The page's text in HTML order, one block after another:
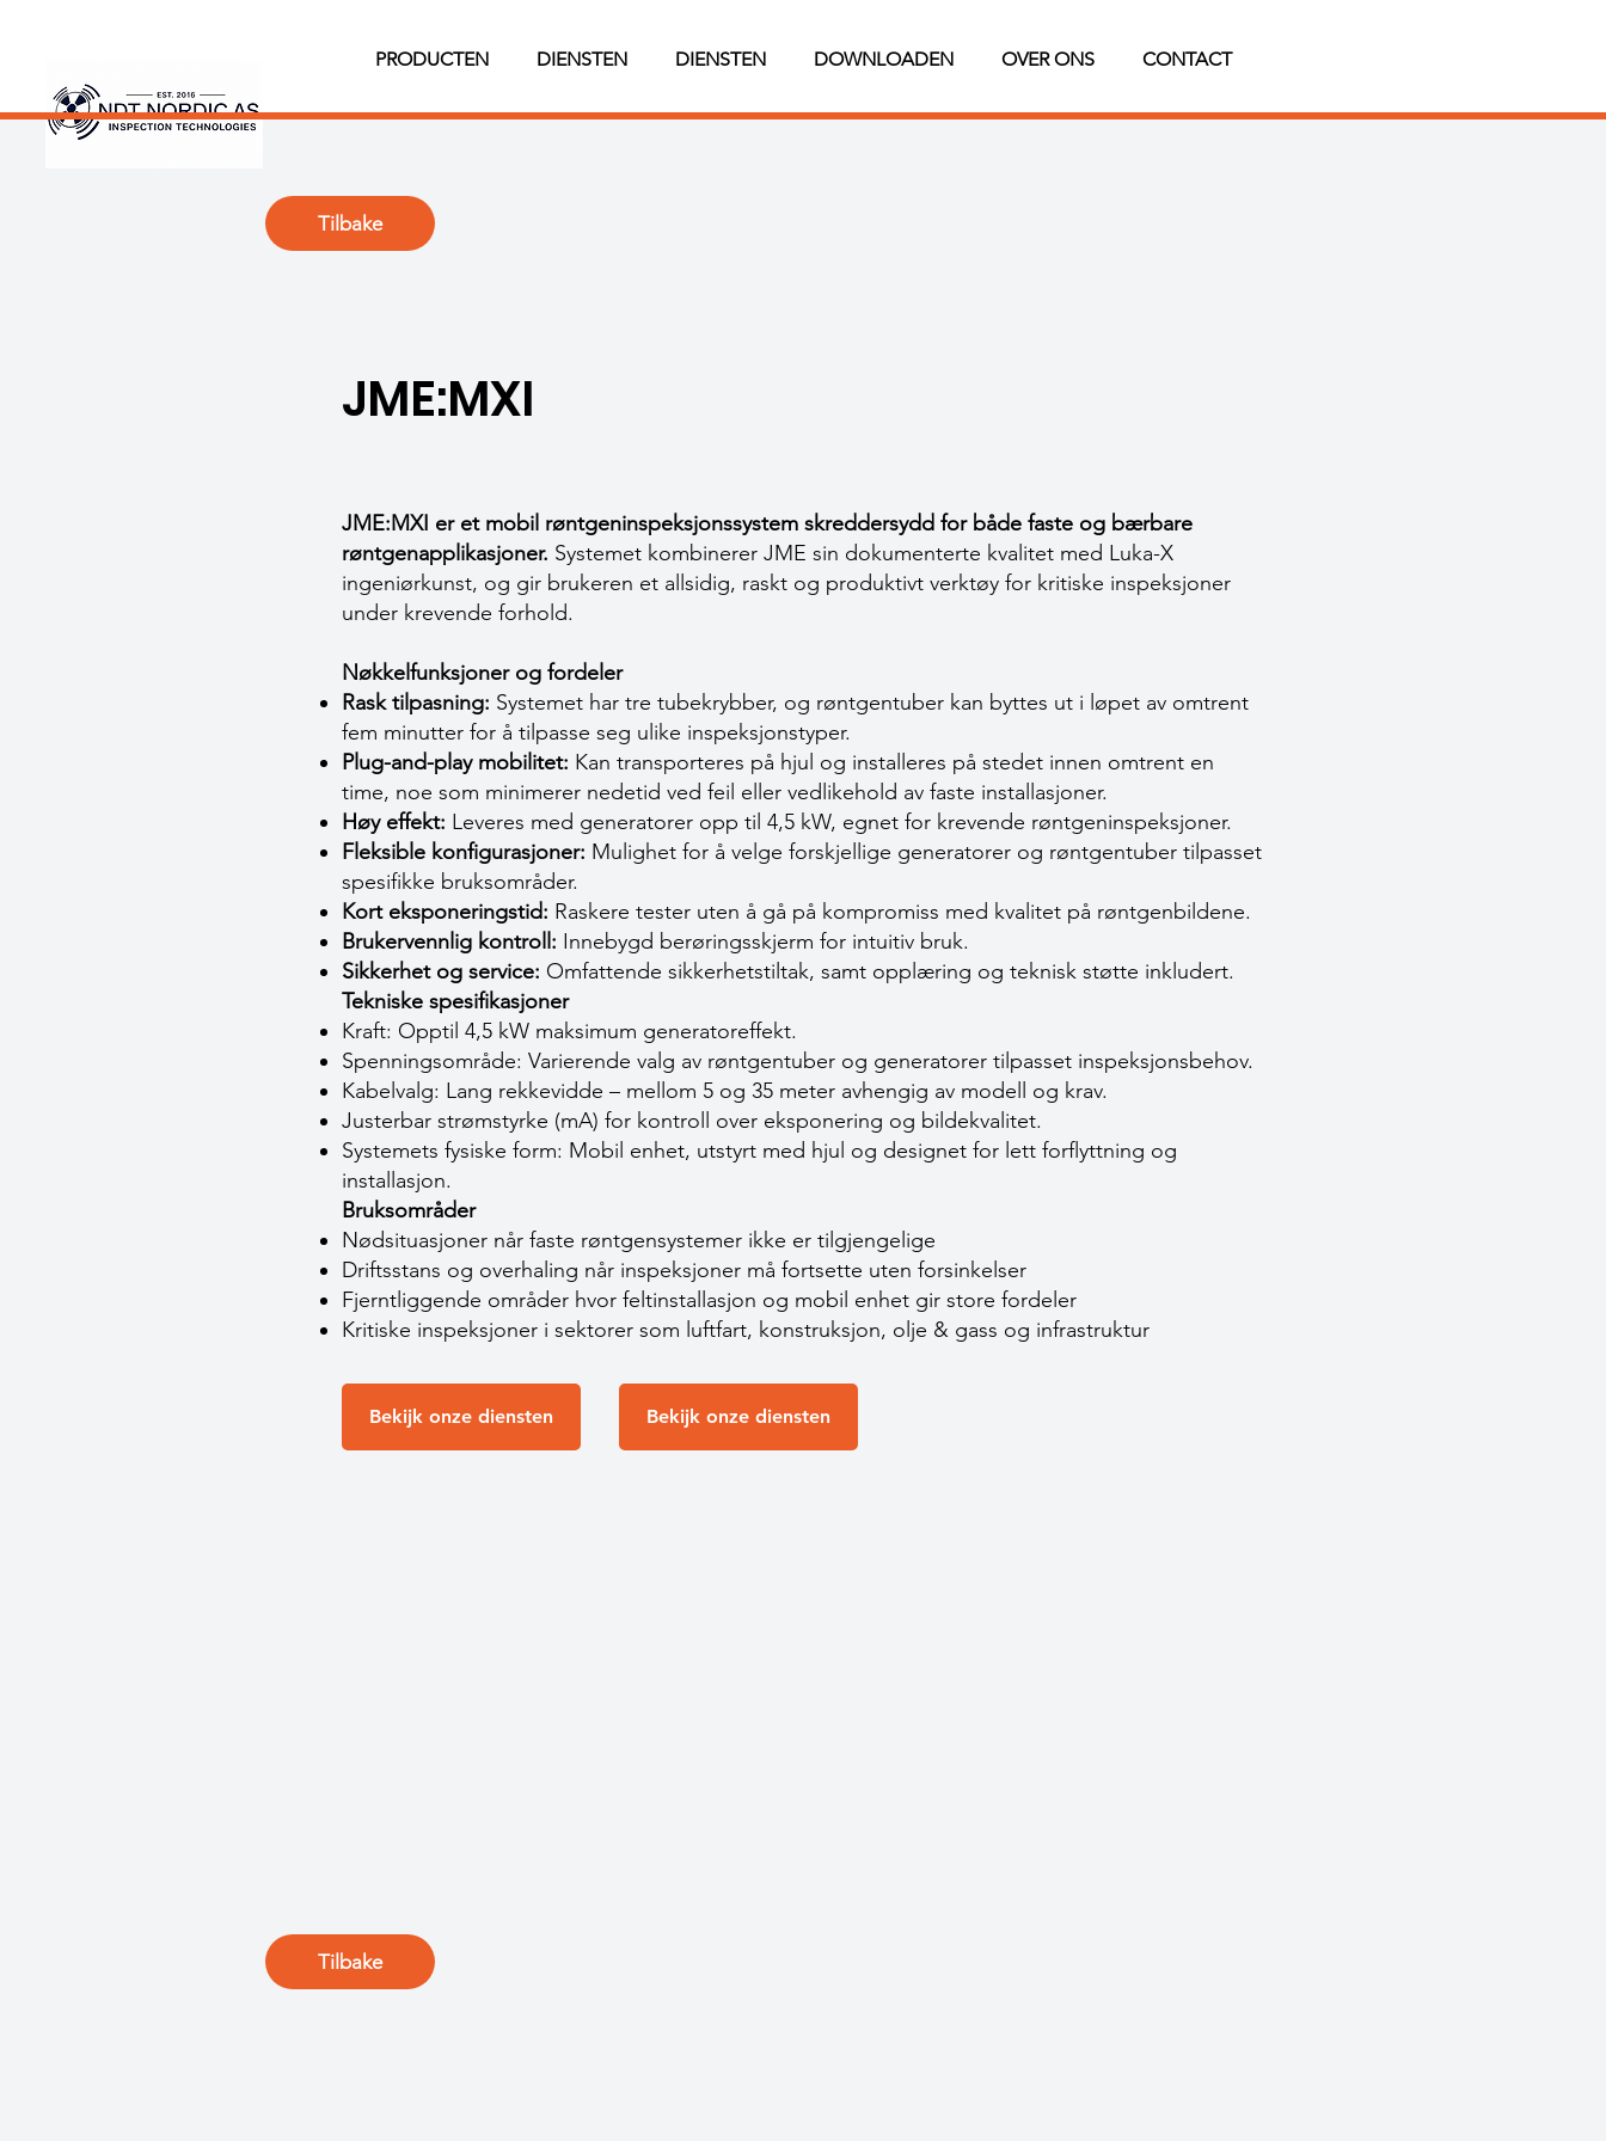
PRODUCTEN DIENSTEN DOWNLOADEN OVER ONS CONTACT
DIENSTEN
Tilbake
JME:MXI
JME:MXI er et mobil røntgeninspeksjonssystem skreddersydd for både faste og bærbare
røntgenapplikasjoner. Systemet kombinerer JME sin dokumenterte kvalitet med Luka-X
ingeniørkunst, og gir brukeren et allsidig, raskt og produktivt verktøy for kritiske inspeksjoner
under krevende forhold.
Nøkkelfunksjoner og fordeler
Rask tilpasning: Systemet har tre tubekrybber, og røntgentuber kan byttes ut i løpet av omtrent
fem minutter for å tilpasse seg ulike inspeksjonstyper.
Plug-and-play mobilitet: Kan transporteres på hjul og installeres på stedet innen omtrent en
time, noe som minimerer nedetid ved feil eller vedlikehold av faste installasjoner.
Høy effekt: Leveres med generatorer opp til 4,5 kW, egnet for krevende røntgeninspeksjoner.
Fleksible konfigurasjoner: Mulighet for å velge forskjellige generatorer og røntgentuber tilpasset
spesifikke bruksområder.
Kort eksponeringstid: Raskere tester uten å gå på kompromiss med kvalitet på røntgenbildene.
Brukervennlig kontroll: Innebygd berøringsskjerm for intuitiv bruk.
Sikkerhet og service: Omfattende sikkerhetstiltak, samt opplæring og teknisk støtte inkludert.
Tekniske spesifikasjoner
Kraft: Opptil 4,5 kW maksimum generatoreffekt.
Spenningsområde: Varierende valg av røntgentuber og generatorer tilpasset inspeksjonsbehov.
Kabelvalg: Lang rekkevidde – mellom 5 og 35 meter avhengig av modell og krav.
Justerbar strømstyrke (mA) for kontroll over eksponering og bildekvalitet.
Systemets fysiske form: Mobil enhet, utstyrt med hjul og designet for lett forflyttning og
installasjon.
Bruksområder
Nødsituasjoner når faste røntgensystemer ikke er tilgjengelige
Driftsstans og overhaling når inspeksjoner må fortsette uten forsinkelser
Fjerntliggende områder hvor feltinstallasjon og mobil enhet gir store fordeler
Kritiske inspeksjoner i sektorer som luftfart, konstruksjon, olje & gass og infrastruktur
Bekijk onze diensten Bekijk onze diensten
Tilbake